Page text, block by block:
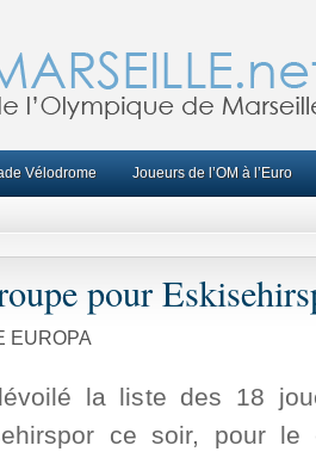
Vélodrome Joueurs de l’OM à l’Euro
pour
EUROPA
la liste des 18
ce soir, pour le